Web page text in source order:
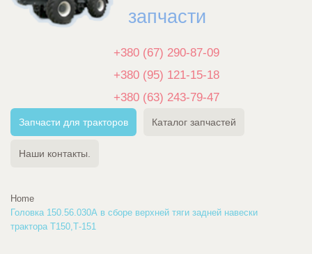
запчасти
+380 (67) 290-87-09
+380 (95) 121-15-18
+380 (63) 243-79-47
Запчасти для тракторов Каталог запчастей
Наши контакты.
Home
Головка 150.56.030А в сборе верхней тяги задней навески
трактора Т150,Т-151